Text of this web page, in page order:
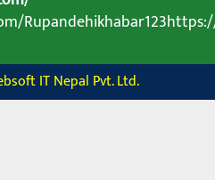
IT Nepal Pvt. Ltd.